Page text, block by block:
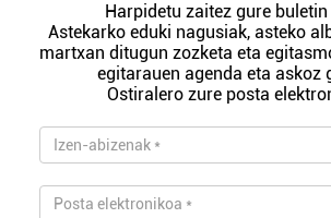
Harpidetu zaitez gure
Astekarko eduki nagusiak, asteko
martxan ditugun zozketa eta
egitarauen agenda eta askoz
Ostiralero zure posta